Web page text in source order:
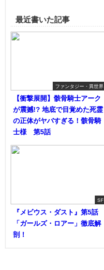
最近書いた記事
ファンタジー・異世界
【衝撃展開】骸骨騎士アーク
が震撼!? 地底で目覚めた死霊
の正体がヤバすぎる！骸骨騎
士様 第5話
SF
『メビウス・ダスト』第5話
「ガールズ・ロアー」徹底解
剖！